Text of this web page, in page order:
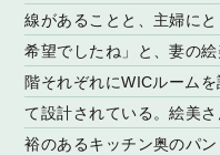
線があることと、主婦に
希望でしたね」と、妻の
階それぞれにWICルーム
て設計されている。絵美
裕のあるキッチン奥のパ